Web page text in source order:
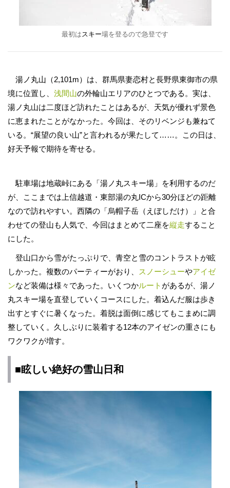
最初はスキー場を登るので急登です
湯ノ丸山（2,101m）は、群馬県妻恋村と長野県東御市の県
境に位置し、 浅間山の外輪山エリアのひとつである。実は、
湯ノ丸山は二度ほど訪れたことはあるが、天気が優れず景色
に恵まれたことがなかった。今回は、そのリベンジも兼ねて
いる。“展望の良い山”と言われるが果たして……。この日は、
好天予報で期待を寄せる。
駐車場は地蔵峠にある「湯ノ丸スキー場」を利用するのだ
が、ここまでは上信越道・東部湯の丸ICから30分ほどの距離
なので訪れやすい。西隣の「烏帽子岳（えぼしだけ）」と合
わせての登山も人気で、今回はまとめて二座を縦走すること
にした。
登山口から雪がたっぷりで、青空と雪のコントラストが眩
しかった。複数のパーティーがおり、
スノーシューやアイゼ
ンなど装備は様々であった。いくつかルート があるが、湯ノ
丸スキー場を直登していくコースにした。着込んだ服は歩き
出すとすぐに暑くなった。着脱は面倒に感じてもこまめに調
整していく。久しぶりに装着する12本のアイゼンの重さにも
ワクワクが増す。
■眩しい絶好の雪山日和